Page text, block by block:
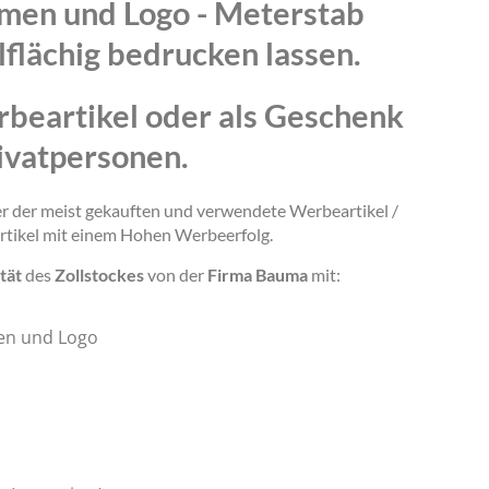
und Logo - Meterstab
bedrucken lassen.
oder als Geschenk
der meist gekauften und verwendete Werbeartikel /
mit einem Hohen Werbeerfolg.
des Zollstockesvon der Firma Bauma mit:
und Logo